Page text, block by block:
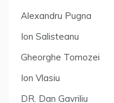
Alexandru Pugna
Ion Salisteanu
Gheorghe Tomozei
Ion Vlasiu
DR. Dan Gavriliu